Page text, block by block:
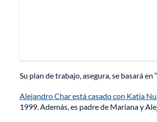
Su plan de trabajo, asegura, se basará
Alejandro Char está casado con Katia
1999. Además, es padre de Mariana y